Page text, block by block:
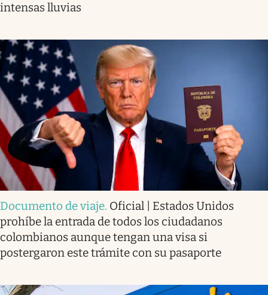
intensas lluvias
Documento de viaje. Oficial | Estados Unidos
prohíbe la entrada de todos los ciudadanos
colombianos aunque tengan una visa si
postergaron este trámite con su pasaporte